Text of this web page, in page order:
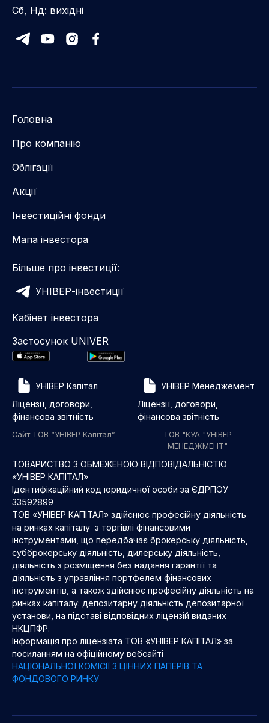
Сб, Нд: вихідні
Головна
Про компанію
Облігації
Акції
Інвестиційні фонди
Мапа інвестора
Більше про інвестиції:
УНІВЕР-інвестиції
Кабінет інвестора
Застосунок UNIVER
УНІВЕР Капітал
Ліцензії, договори,
фінансова звітність
Сайт ТОВ “УНІВЕР Капітал”
УНІВЕР Менеджемент
Ліцензії, договори,
фінансова звітність
ТОВ "КУА "УНІВЕР
МЕНЕДЖМЕНТ"
ТОВАРИСТВО З ОБМЕЖЕНОЮ ВІДПОВІДАЛЬНІСТЮ
«УНІВЕР КАПІТАЛ»
Ідентифікаційний код юридичної особи за ЄДРПОУ
33592899
ТОВ «УНІВЕР КАПІТАЛ» здійснює професійну діяльність
на ринках капіталу з торгівлі фінансовими
інструментами, що передбачає брокерську діяльність,
субброкерську діяльність, дилерську діяльність,
діяльність з розміщення без надання гарантії та
діяльність з управління портфелем фінансових
інструментів, а також здійснює професійну діяльність на
ринках капіталу: депозитарну діяльність депозитарної
установи, на підставі відповідних ліцензій виданих
НКЦПФР.
Інформація про ліцензіата ТОВ «УНІВЕР КАПІТАЛ» за
посиланням на офіційному вебсайті
НАЦІОНАЛЬНОЇ КОМІСІЇ З ЦІННИХ ПАПЕРІВ ТА
ФОНДОВОГО РИНКУ